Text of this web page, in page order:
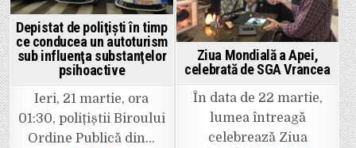
Depistat de poliţişti în timp
ce conducea un autoturism
sub influenţa substanţelor
psihoactive
Ieri, 21 martie, ora
01:30, polițiștii Biroului
Ordine Publică din…
Ziua Mondială a Apei,
celebrată de SGA Vrancea
În data de 22 martie,
lumea întreagă
celebrează Ziua